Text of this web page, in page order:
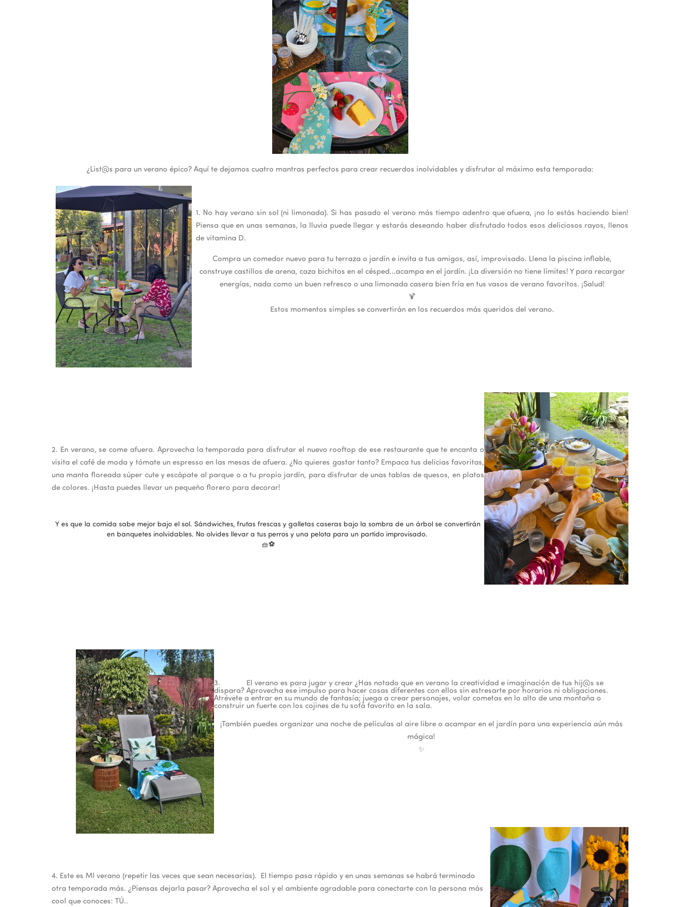
¿List@s para un verano épico? Aquí te dejamos cuatro mantras perfectos para crear recuerdos inolvidables y disfrutar al máximo esta temporada:
1. No hay verano sin sol (ni limonada). Si has pasado el verano más tiempo adentro que afuera, ¡no lo estás haciendo bien!
Piensa que en unas semanas, la lluvia puede llegar y estarás deseando haber disfrutado todos esos deliciosos rayos, llenos
de vitamina D.
Compra un comedor nuevo para tu terraza o jardín e invita a tus amigos, así, improvisado. Llena la piscina inflable,
construye castillos de arena, caza bichitos en el césped...acampa en el jardín. ¡La diversión no tiene límites! Y para recargar
energías, nada como un buen refresco o una limonada casera bien fría en tus vasos de verano favoritos. ¡Salud!
🍹
Estos momentos simples se convertirán en los recuerdos más queridos del verano.
2. En verano, se come afuera. Aprovecha la temporada para disfrutar el nuevo rooftop de ese restaurante que te encanta o
visita el café de moda y tómate un espresso en las mesas de afuera. ¿No quieres gastar tanto? Empaca tus delicias favoritas,
una manta floreada súper cute y escápate al parque o a tu propio jardín, para disfrutar de unas tablas de quesos, en platos
de colores. ¡Hasta puedes llevar un pequeño florero para decorar!
Y es que la comida sabe mejor bajo el sol. Sándwiches, frutas frescas y galletas caseras bajo la sombra de un árbol se convertirán
en banquetes inolvidables. No olvides llevar a tus perros y una pelota para un partido improvisado.
🧺⚽
3.
El verano es para jugar y crear ¿Has notado que en verano la creatividad e imaginación de tus hij@s se
dispara? Aprovecha ese impulso para hacer cosas diferentes con ellos sin estresarte por horarios ni obligaciones.
Atrévete a entrar en su mundo de fantasía; juega a crear personajes, volar cometas en lo alto de una montaña o
construir un fuerte con los cojines de tu sofá favorito en la sala.
¡También puedes organizar una noche de películas al aire libre o acampar en el jardín para una experiencia aún más
mágica!
✨
4. Este es MI verano (repetir las veces que sean necesarias). El tiempo pasa rápido y en unas semanas se habrá terminado
otra temporada más. ¿Piensas dejarla pasar? Aprovecha el sol y el ambiente agradable para conectarte con la persona más
cool que conoces: TÚ..